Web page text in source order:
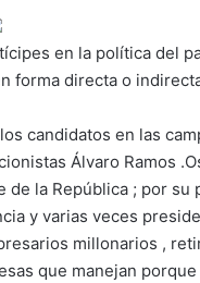
en la política del
forma directa o
candidatos en las
Álvaro Ramos
la República ; por su
y varias veces
millonarios ,
que manejan